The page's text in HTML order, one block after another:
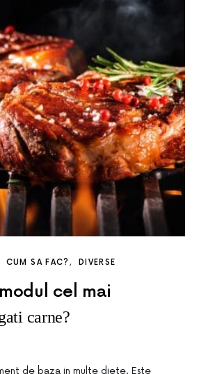
CUM SA FAC? DIVERSE
cel mai
carne?
de baza in multe diete. Este